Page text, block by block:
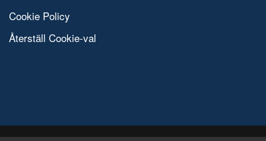
Cookie Policy
Återställ Cookie-val